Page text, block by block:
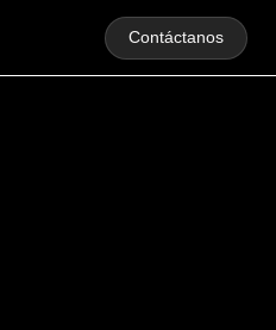
Contáctanos